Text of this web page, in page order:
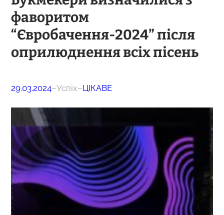
фаворитом
“Євробачення-2024” після
оприлюднення всіх пісень
29.03.2024–Успіх–ЦІКАВЕ